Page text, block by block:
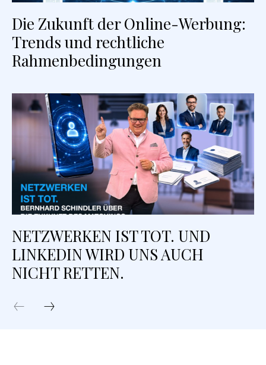
Die Zukunft der Online-Werbung:
Trends und rechtliche
Rahmenbedingungen
NETZWERKEN IST TOT. UND
LINKEDIN WIRD UNS AUCH
NICHT RETTEN.